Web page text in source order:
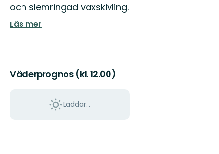
och slemringad vaxskivling.
Läs mer
Väderprognos (kl. 12.00)
Laddar...